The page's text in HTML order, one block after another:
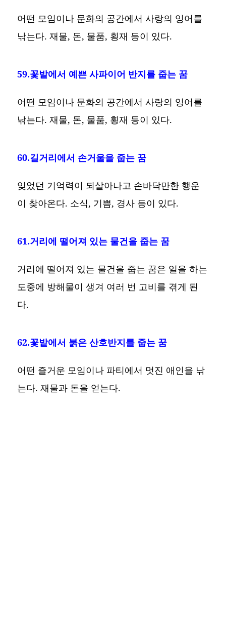
어떤 모임이나 문화의 공간에서 사랑의 잉어를
낚는다. 재물, 돈, 물품, 횡재 등이 있다.
59.꽃밭에서 예쁜 사파이어 반지를 줍는 꿈
어떤 모임이나 문화의 공간에서 사랑의 잉어를
낚는다. 재물, 돈, 물품, 횡재 등이 있다.
60.길거리에서 손거울을 줍는 꿈
잊었던 기억력이 되살아나고 손바닥만한 행운
이 찾아온다. 소식, 기쁨, 경사 등이 있다.
61.거리에 떨어져 있는 물건을 줍는 꿈
거리에 떨어져 있는 물건을 줍는 꿈은 일을 하는
도중에 방해물이 생겨 여러 번 고비를 겪게 된
다.
62.꽃밭에서 붉은 산호반지를 줍는 꿈
어떤 즐거운 모임이나 파티에서 멋진 애인을 낚
는다. 재물과 돈을 얻는다.